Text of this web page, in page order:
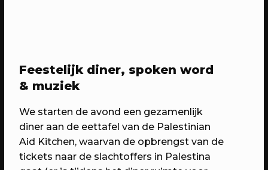
20/04/2023
Feestelijk diner, spoken word
& muziek
We starten de avond een gezamenlijk
diner aan de eettafel van de Palestinian
Aid Kitchen, waarvan de opbrengst van de
tickets naar de slachtoffers in Palestina